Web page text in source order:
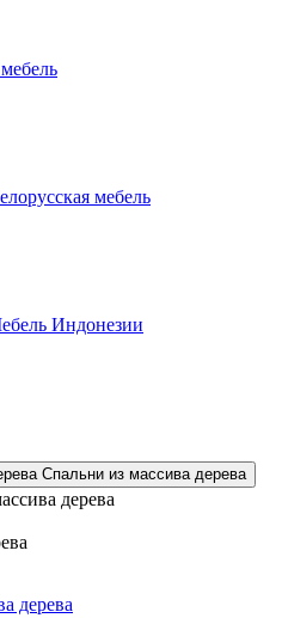
мебель
Индонезии
Спальни из массива дерева
дерева